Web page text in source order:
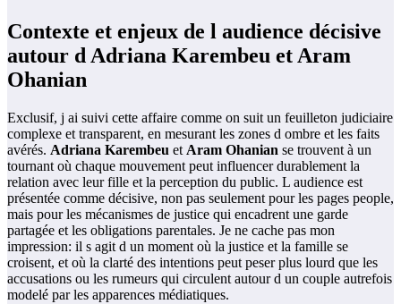
Contexte et enjeux de l audience décisive
autour d Adriana Karembeu et Aram
Ohanian
Exclusif, j ai suivi cette affaire comme on suit un feuilleton judiciaire
complexe et transparent, en mesurant les zones d ombre et les faits
avérés. Adriana Karembeu et Aram Ohanian se trouvent à un
tournant où chaque mouvement peut influencer durablement la
relation avec leur fille et la perception du public. L audience est
présentée comme décisive, non pas seulement pour les pages people,
mais pour les mécanismes de justice qui encadrent une garde
partagée et les obligations parentales. Je ne cache pas mon
impression: il s agit d un moment où la justice et la famille se
croisent, et où la clarté des intentions peut peser plus lourd que les
accusations ou les rumeurs qui circulent autour d un couple autrefois
modelé par les apparences médiatiques.